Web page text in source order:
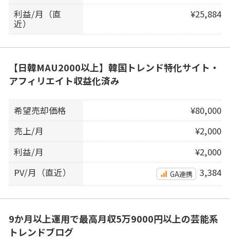
利益/月（直
近）
¥25,884
【日韓MAU2000以上】韓国トレンド特化サイト・
アフィリエイト収益化済み
希望売却価格
¥80,000
売上/月
¥2,000
利益/月
¥2,000
PV/月（直近）
GA連携 3,384
9か月以上運用で最高月収5万9000円以上の芸能系
トレンドブログ